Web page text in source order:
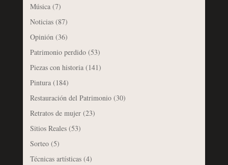
Música(7)
Noticias(87)
Opinión(36)
Patrimonio perdido(53)
Piezas con historia(141)
Pintura(184)
Restauración del Patrimonio(30)
Retratos de mujer(23)
Sitios Reales(53)
Sorteo(5)
Técnicas artísticas(4)